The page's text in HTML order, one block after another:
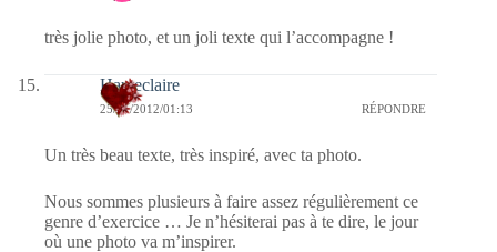
très jolie photo, et un joli texte qui l’accompagne !
Hauteclaire
25/01/2012/01:13 RÉPONDRE
Un très beau texte, très inspiré, avec ta photo.
Nous sommes plusieurs à faire assez régulièrement ce
genre d’exercice … Je n’hésiterai pas à te dire, le jour
où une photo va m’inspirer.